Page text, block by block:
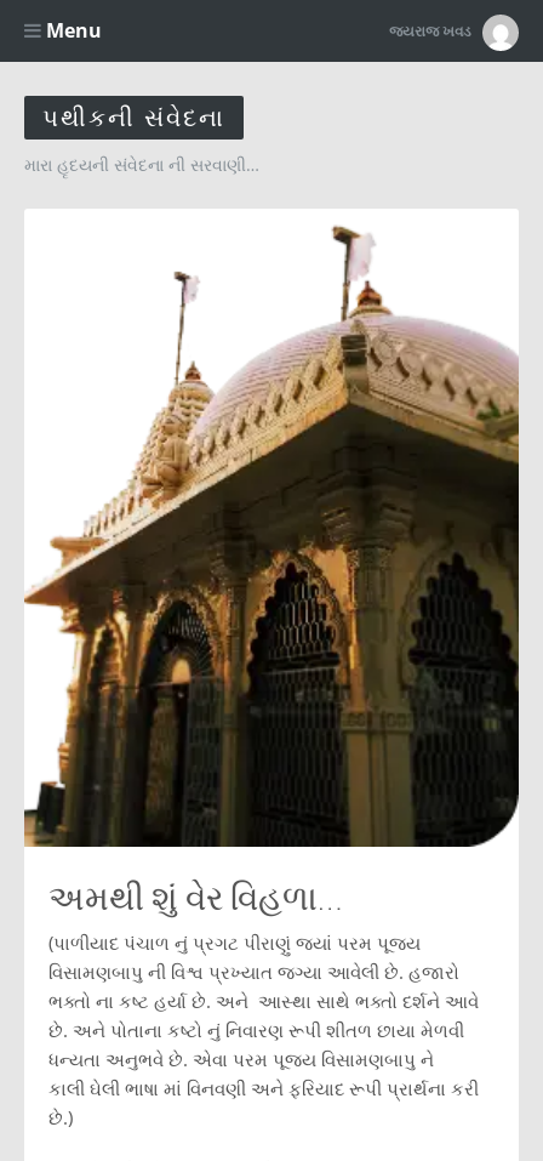
Menu જયરાજ ખવડ
પથીકની સંવેદના
મારા હૃદયની સંવેદના ની સરવાણી…
અમથી શું વેર વિહળા…
(પાળીયાદ પંચાળ નું પ્રગટ પીરાણું જ્યાં પરમ પૂજ્ય
વિસામણબાપુ ની વિશ્વ પ્રખ્યાત જગ્યા આવેલી છે. હજારો
ભક્તો ના કષ્ટ હર્યા છે. અને આસ્થા સાથે ભક્તો દર્શને આવે
છે. અને પોતાના કષ્ટો નું નિવારણ રૂપી શીતળ છાયા મેળવી
ધન્યતા અનુભવે છે. એવા પરમ પૂજ્ય વિસામણબાપુ ને
કાલી ઘેલી ભાષા માં વિનવણી અને ફરિયાદ રૂપી પ્રાર્થના કરી
છે.)